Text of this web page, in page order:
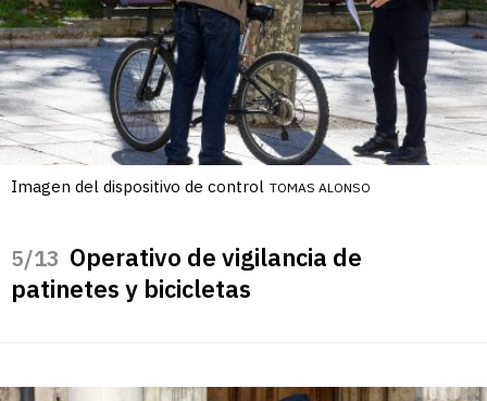
Imagen del dispositivo de control TOMAS ALONSO
/13 Operativo de vigilancia de
patinetes y bicicletas